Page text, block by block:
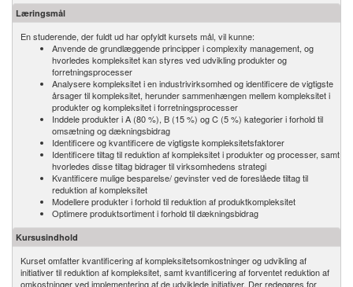
Læringsmål
En studerende, der fuldt ud har opfyldt kursets mål, vil kunne:
Anvende de grundlæggende principper i complexity management, og
hvorledes kompleksitet kan styres ved udvikling produkter og
forretningsprocesser
Analysere kompleksitet i en industrivirksomhed og identificere de vigtigste
årsager til kompleksitet, herunder sammenhængen mellem kompleksitet i
produkter og kompleksitet i forretningsprocesser
Inddele produkter i A (80 %), B (15 %) og C (5 %) kategorier i forhold til
omsætning og dækningsbidrag
Identificere og kvantificere de vigtigste kompleksitetsfaktorer
Identificere tiltag til reduktion af kompleksitet i produkter og processer, samt
hvorledes disse tiltag bidrager til virksomhedens strategi
Kvantificere mulige besparelse/ gevinster ved de foreslåede tiltag til
reduktion af kompleksitet
Modellere produkter i forhold til reduktion af produktkompleksitet
Optimere produktsortiment i forhold til dækningsbidrag
Kursusindhold
Kurset omfatter kvantificering af kompleksitetsomkostninger og udvikling af
initiativer til reduktion af kompleksitet, samt kvantificering af forventet reduktion af
omkostninger ved implementering af de udviklede initiativer. Der redegøres for